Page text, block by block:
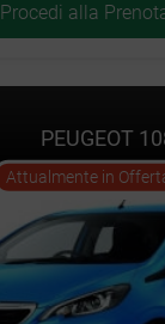
Procedi alla
PEUGEOT
Attualmente in